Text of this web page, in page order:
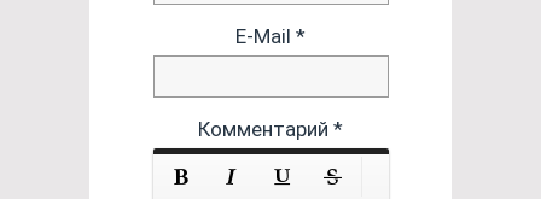
E-Mail *
Комментарий *